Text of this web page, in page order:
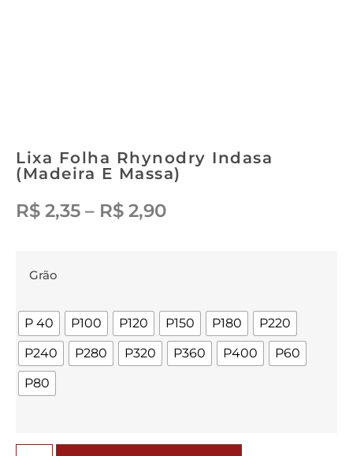
Lixa Folha Rhynodry Indasa
(madeira E Massa)
R$ 2,35 – R$ 2,90
Grão
P 40 P100 P120 P150 P180
P220
P240
P280 P320 P360 P400
P60
P80